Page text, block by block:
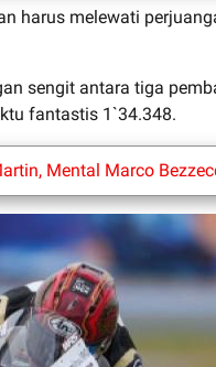
harus melewati
sengit antara tiga
fantastis 1`34.348.
Mental Marco